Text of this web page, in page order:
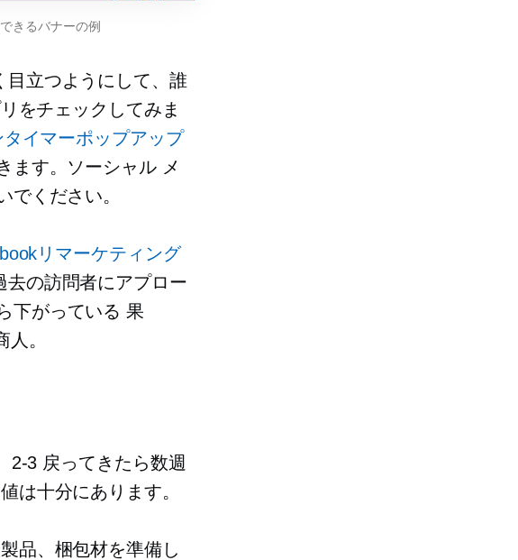
きるバナーの例
目立つようにして、誰
をチェックしてみま
イマーポップアップ
ます。ソーシャル メ
でください。
リマーケティング
去の訪問者にアプロー
下がっている 果
。
2-3 戻ってきたら数週
は十分にあります。
品、梱包材を準備し